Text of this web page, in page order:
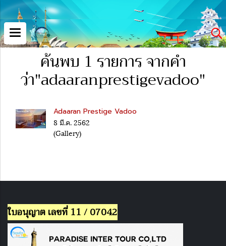
ค้นพบ 1 รายการ จากคำ
ว่า"adaaranprestigevadoo"
Adaaran Prestige Vadoo
8 มี.ค. 2562
(Gallery)
ใบอนุญาต เลขที่ 11 / 07042